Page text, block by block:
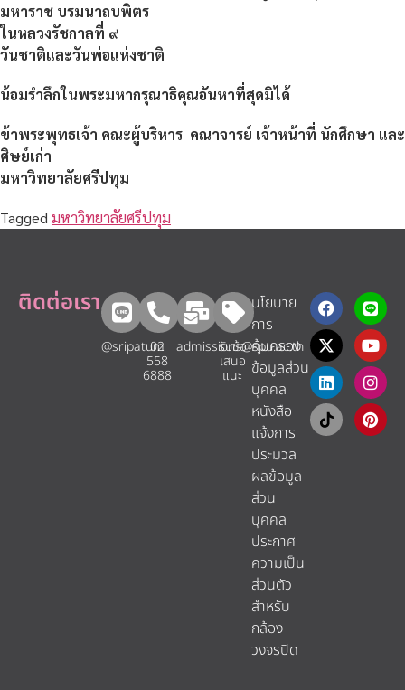
มหาราช บรมนาถบพิตร
ในหลวงรัชกาลที่ ๙
วันชาติและวันพ่อแห่งชาติ
น้อมรำลึกในพระมหากรุณาธิคุณอันหาที่สุดมิได้
ข้าพระพุทธเจ้า คณะผู้บริหาร คณาจารย์ เจ้าหน้าที่ นักศึกษา และ
ศิษย์เก่า
มหาวิทยาลัยศรีปทุม
Tagged มหาวิทยาลัยศรีปทุม
ติดต่อเรา
@sripatum
02
558
6888
admissions@spu.ac.th
รับข้อ
เสนอ
แนะ​
นโยบาย
การ
คุ้มครอง
ข้อมูลส่วน
บุคคล
หนังสือ
แจ้งการ
ประมวล
ผลข้อมูล
ส่วน
บุคคล
ประกาศ
ความเป็น
ส่วนตัว
สำหรับ
กล้อง
วงจรปิด